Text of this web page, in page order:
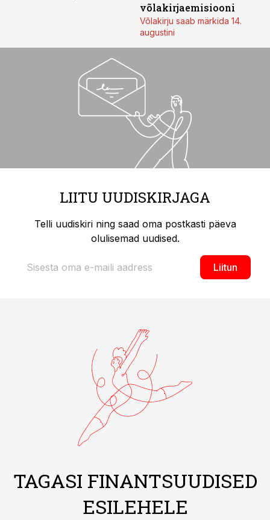
võlakirjaemisiooni
Võlakirju saab märkida 14.
augustini
LIITU UUDISKIRJAGA
Telli uudiskiri ning saad oma postkasti päeva
olulisemad uudised.
Liitun
TAGASI FINANTSUUDISED
ESILEHELE